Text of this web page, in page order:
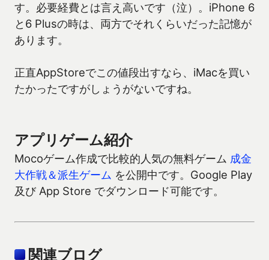
す。必要経費とは言え高いです（泣）。iPhone 6
と6 Plusの時は、両方でそれくらいだった記憶が
あります。
正直AppStoreでこの値段出すなら、iMacを買い
たかったですがしょうがないですね。
アプリゲーム紹介
Mocoゲーム作成で比較的人気の無料ゲーム 成金
大作戦＆派生ゲーム を公開中です。Google Play
及び App Store でダウンロード可能です。
関連ブログ